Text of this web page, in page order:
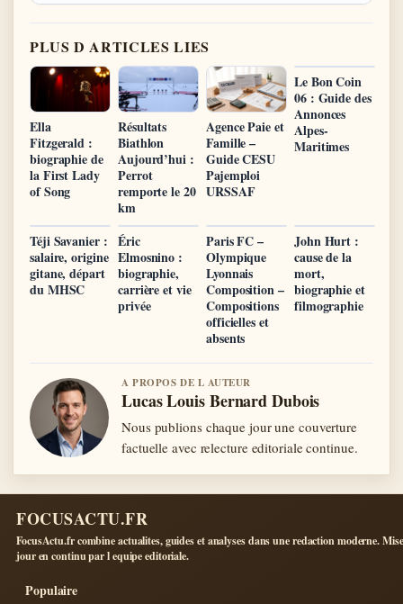
PLUS D ARTICLES LIES
Ella
Fitzgerald :
biographie de
la First Lady
of Song
Résultats
Biathlon
Aujourd’hui :
Perrot
remporte le 20
km
Agence Paie et
Famille –
Guide CESU
Pajemploi
URSSAF
Le Bon Coin
06 : Guide des
Annonces
Alpes-
Maritimes
Téji Savanier :
salaire, origine
gitane, départ
du MHSC
Éric
Elmosnino :
biographie,
carrière et vie
privée
Paris FC –
Olympique
Lyonnais
Composition –
Compositions
officielles et
absents
John Hurt :
cause de la
mort,
biographie et
filmographie
A PROPOS DE L AUTEUR
Lucas Louis Bernard Dubois
Nous publions chaque jour une couverture
factuelle avec relecture editoriale continue.
FOCUSACTU.FR
FocusActu.fr combine actualites, guides et analyses dans une redaction moderne.
jour en continu par l equipe editoriale.
Populaire